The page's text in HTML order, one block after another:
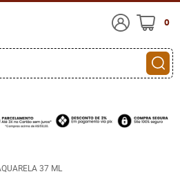
0
37 ML